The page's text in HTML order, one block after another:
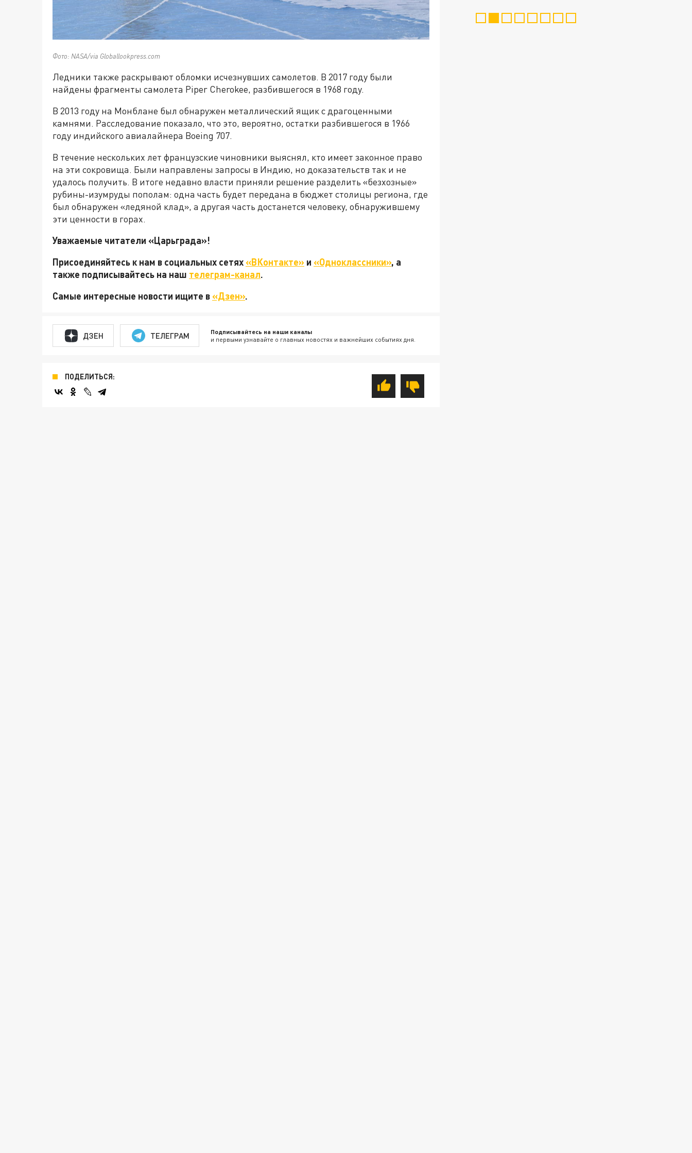
Фото: NASA/via Globallookpress.com
Ледники также раскрывают обломки исчезнувших самолетов. В 2017 году были
найдены фрагменты самолета Piper Cherokee, разбившегося в 1968 году.
В 2013 году на Монблане был обнаружен металлический ящик с драгоценными
камнями. Расследование показало, что это, вероятно, остатки разбившегося в 1966
году индийского авиалайнера Boeing 707.
В течение нескольких лет французские чиновники выяснял, кто имеет законное право
на эти сокровища. Были направлены запросы в Индию, но доказательств так и не
удалось получить. В итоге недавно власти приняли решение разделить «безхозные»
рубины-изумруды пополам: одна часть будет передана в бюджет столицы региона, где
был обнаружен «ледяной клад», а другая часть достанется человеку, обнаружившему
эти ценности в горах.
Уважаемые читатели «Царьграда»!
Присоединяйтесь к нам в социальных сетях«ВКонтакте» и «Одноклассники», а
также подписывайтесь на наш телеграм-канал.
Самые интересные новости ищите в«Дзен».
ДЗЕН ТЕЛЕГРАМ Подписывайтесь на наши каналы
и первыми узнавайте о главных новостях и важнейших событиях дня.
ПОДЕЛИТЬСЯ: